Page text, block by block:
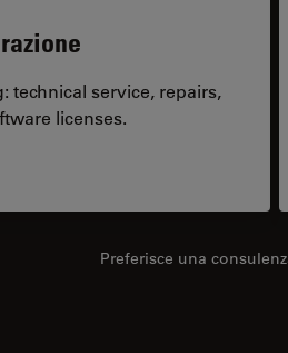
technical service, repairs,
licenses.
Preferisce una